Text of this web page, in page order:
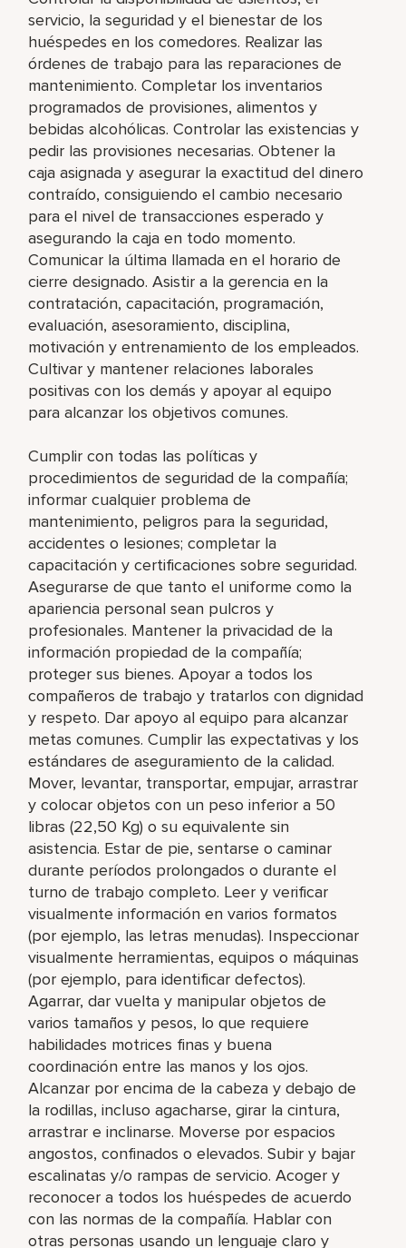
servicio, la seguridad y el bienestar de los
huéspedes en los comedores. Realizar las
órdenes de trabajo para las reparaciones de
mantenimiento. Completar los inventarios
programados de provisiones, alimentos y
bebidas alcohólicas. Controlar las existencias y
pedir las provisiones necesarias. Obtener la
caja asignada y asegurar la exactitud del dinero
contraído, consiguiendo el cambio necesario
para el nivel de transacciones esperado y
asegurando la caja en todo momento.
Comunicar la última llamada en el horario de
cierre designado. Asistir a la gerencia en la
contratación, capacitación, programación,
evaluación, asesoramiento, disciplina,
motivación y entrenamiento de los empleados.
Cultivar y mantener relaciones laborales
positivas con los demás y apoyar al equipo
para alcanzar los objetivos comunes.
Cumplir con todas las políticas y
procedimientos de seguridad de la compañía;
informar cualquier problema de
mantenimiento, peligros para la seguridad,
accidentes o lesiones; completar la
capacitación y certificaciones sobre seguridad.
Asegurarse de que tanto el uniforme como la
apariencia personal sean pulcros y
profesionales. Mantener la privacidad de la
información propiedad de la compañía;
proteger sus bienes. Apoyar a todos los
compañeros de trabajo y tratarlos con dignidad
y respeto. Dar apoyo al equipo para alcanzar
metas comunes. Cumplir las expectativas y los
estándares de aseguramiento de la calidad.
Mover, levantar, transportar, empujar, arrastrar
y colocar objetos con un peso inferior a 50
libras (22,50 Kg) o su equivalente sin
asistencia. Estar de pie, sentarse o caminar
durante períodos prolongados o durante el
turno de trabajo completo. Leer y verificar
visualmente información en varios formatos
(por ejemplo, las letras menudas). Inspeccionar
visualmente herramientas, equipos o máquinas
(por ejemplo, para identificar defectos).
Agarrar, dar vuelta y manipular objetos de
varios tamaños y pesos, lo que requiere
habilidades motrices finas y buena
coordinación entre las manos y los ojos.
Alcanzar por encima de la cabeza y debajo de
la rodillas, incluso agacharse, girar la cintura,
arrastrar e inclinarse. Moverse por espacios
angostos, confinados o elevados. Subir y bajar
escalinatas y/o rampas de servicio. Acoger y
reconocer a todos los huéspedes de acuerdo
con las normas de la compañía. Hablar con
otras personas usando un lenguaje claro y